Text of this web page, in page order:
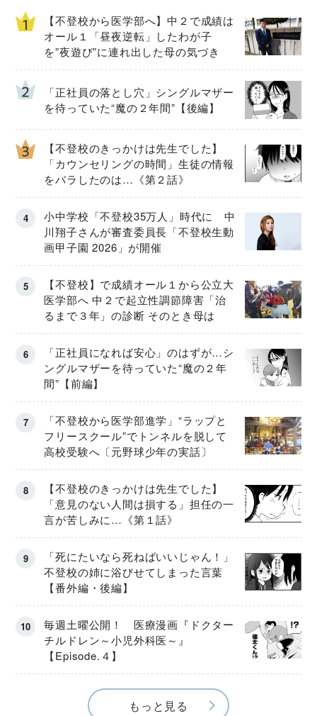
【不登校から医学部へ】中２で成績は
オール１「昼夜逆転」したわが子
を”夜遊び”に連れ出した母の気づき
「正社員の落とし穴」シングルマザー
を待っていた“魔の２年間”【後編】
【不登校のきっかけは先生でした】
「カウンセリングの時間」生徒の情報
をバラしたのは…《第２話》
小中学校「不登校35万人」時代に 中
川翔子さんが審査委員長「不登校生動
画甲子園 2026」が開催
【不登校】で成績オール１から公立大
医学部へ 中２で起立性調節障害「治
るまで３年」の診断 そのとき母は
「正社員になれば安心」のはずが…シ
ングルマザーを待っていた“魔の２年
間”【前編】
「不登校から医学部進学」“ラップと
フリースクール”でトンネルを脱して
高校受験へ〔元野球少年の実話〕
【不登校のきっかけは先生でした】
「意見のない人間は損する」担任の一
言が苦しみに…《第１話》
「死にたいなら死ねばいいじゃん！」
不登校の姉に浴びせてしまった言葉
【番外編・後編】
毎週土曜公開！ 医療漫画『ドクター
チルドレン～小児外科医～』
【Episode.４】
もっと見る